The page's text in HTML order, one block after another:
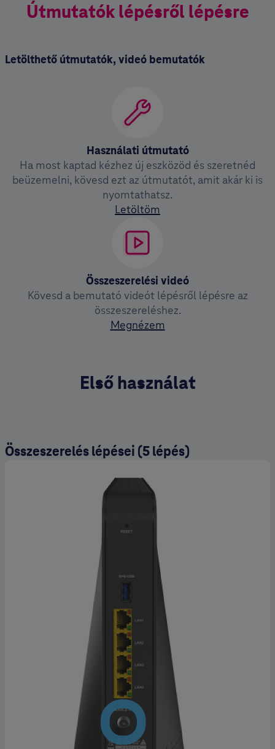
Útmutatók lépésről lépésre
Letölthető útmutatók, videó bemutatók
Használati útmutató
Ha most kaptad kézhez új eszközöd és szeretnéd
beüzemelni, kövesd ezt az útmutatót, amit akár ki is
nyomtathatsz.
Letöltöm
Összeszerelési videó
Kövesd a bemutató videót lépésről lépésre az
összeszereléshez.
Megnézem
Első használat
Összeszerelés lépései (5 lépés)